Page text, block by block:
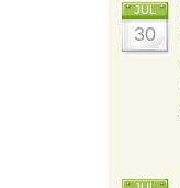
JUL
30